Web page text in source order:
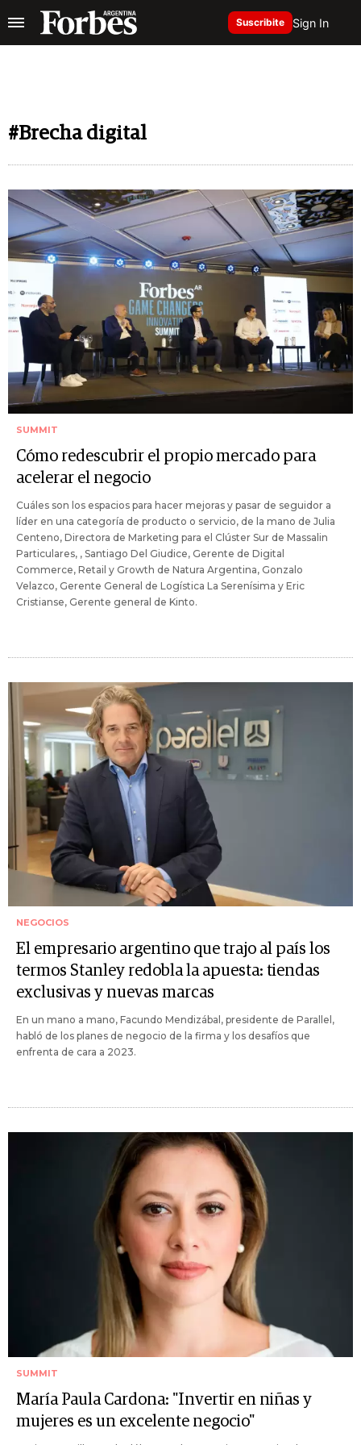
Suscribite Sign In
#Brecha digital
SUMMIT
Cómo redescubrir el propio mercado para
acelerar el negocio
Cuáles son los espacios para hacer mejoras y pasar de seguidor a
líder en una categoría de producto o servicio, de la mano de Julia
Centeno, Directora de Marketing para el Clúster Sur de Massalin
Particulares, , Santiago Del Giudice, Gerente de Digital
Commerce, Retail y Growth de Natura Argentina, Gonzalo
Velazco, Gerente General de Logística La Serenísima y Eric
Cristianse, Gerente general de Kinto.
NEGOCIOS
El empresario argentino que trajo al país los
termos Stanley redobla la apuesta: tiendas
exclusivas y nuevas marcas
En un mano a mano, Facundo Mendizábal, presidente de Parallel,
habló de los planes de negocio de la firma y los desafíos que
enfrenta de cara a 2023.
SUMMIT
María Paula Cardona: "Invertir en niñas y
mujeres es un excelente negocio"